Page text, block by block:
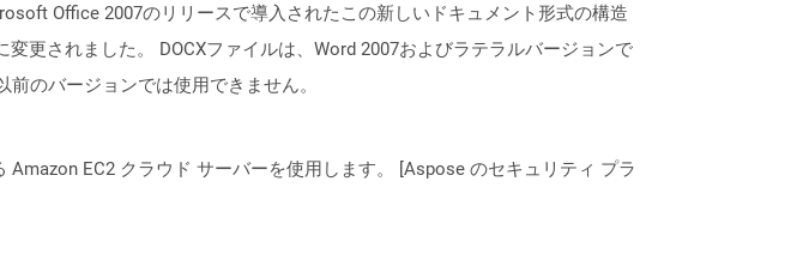
Office 2007のリリースで導入されたこの新しいドキュメント形式の構造
更されました。 DOCXファイルは、Word 2007およびラテラルバージョンで
のバージョンでは使用できません。
EC2 クラウド サーバーを使用します。 [Aspose のセキュリティ プラ